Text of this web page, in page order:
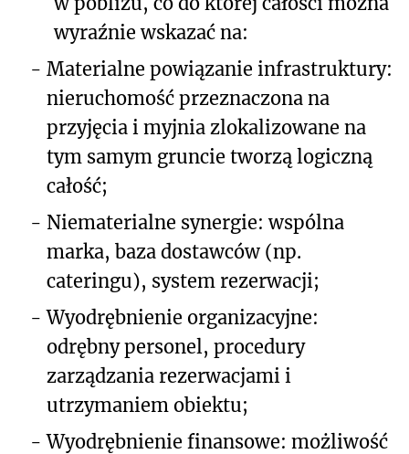
wyraźnie wskazać na:
- Materialne powiązanie infrastruktury:
nieruchomość przeznaczona na
przyjęcia i myjnia zlokalizowane na
tym samym gruncie tworzą logiczną
całość;
- Niematerialne synergie: wspólna
marka, baza dostawców (np.
cateringu), system rezerwacji;
- Wyodrębnienie organizacyjne:
odrębny personel, procedury
zarządzania rezerwacjami i
utrzymaniem obiektu;
- Wyodrębnienie finansowe: możliwość